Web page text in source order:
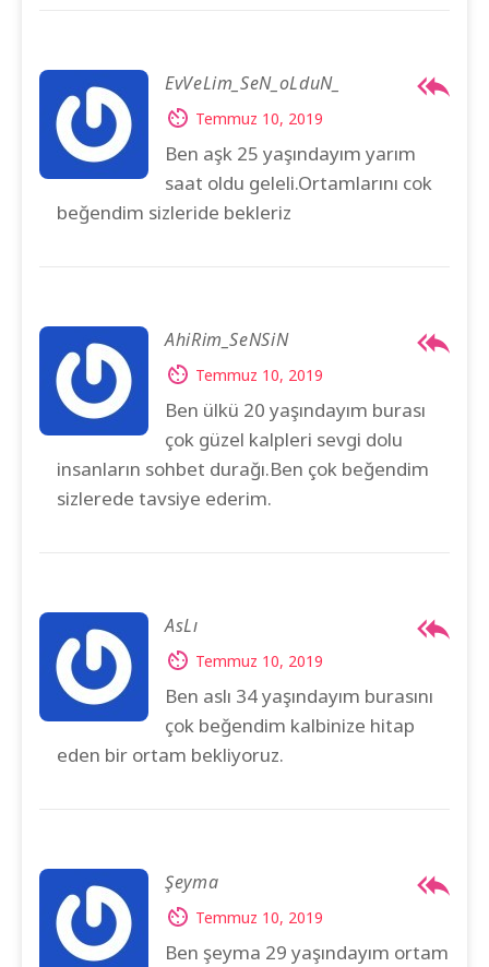
EvVeLim_SeN_oLduN_
Temmuz 10, 2019
Ben aşk 25 yaşındayım yarım
saat oldu geleli.Ortamlarını cok
beğendim sizleride bekleriz
AhiRim_SeNSiN
Temmuz 10, 2019
Ben ülkü 20 yaşındayım burası
çok güzel kalpleri sevgi dolu
insanların sohbet durağı.Ben çok beğendim
sizlerede tavsiye ederim.
AsLı
Temmuz 10, 2019
Ben aslı 34 yaşındayım burasını
çok beğendim kalbinize hitap
eden bir ortam bekliyoruz.
Şeyma
Temmuz 10, 2019
Ben şeyma 29 yaşındayım ortam